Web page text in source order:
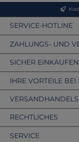
SERVICE-HOTLINE
ZAHLUNGS- UND
SICHER EINKAUFEN
IHRE VORTEILE BEI
RECHTLICHES
SERVICE